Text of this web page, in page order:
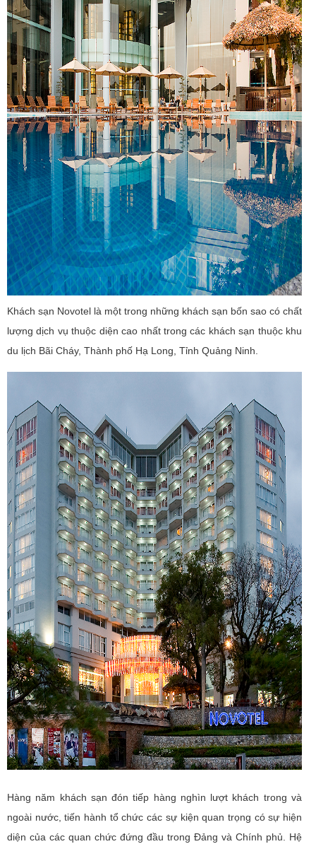
Khách sạn Novotel là một trong những khách sạn bốn sao có chất
lượng dịch vụ thuộc diện cao nhất trong các khách sạn thuộc khu
du lịch Bãi Cháy, Thành phố Hạ Long, Tỉnh Quảng Ninh.
Hàng năm khách sạn đón tiếp hàng nghìn lượt khách trong và
ngoài nước, tiến hành tổ chức các sự kiện quan trọng có sự hiện
diện của các quan chức đứng đầu trong Đảng và Chính phủ. Hệ